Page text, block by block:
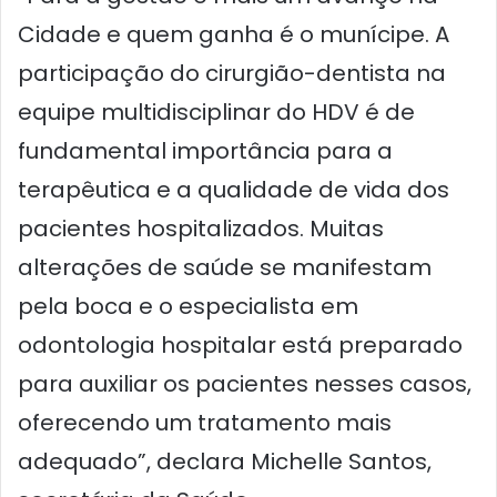
Cidade e quem ganha é o munícipe. A
participação do cirurgião-dentista na
equipe multidisciplinar do HDV é de
fundamental importância para a
terapêutica e a qualidade de vida dos
pacientes hospitalizados. Muitas
alterações de saúde se manifestam
pela boca e o especialista em
odontologia hospitalar está preparado
para auxiliar os pacientes nesses casos,
oferecendo um tratamento mais
adequado”, declara Michelle Santos,